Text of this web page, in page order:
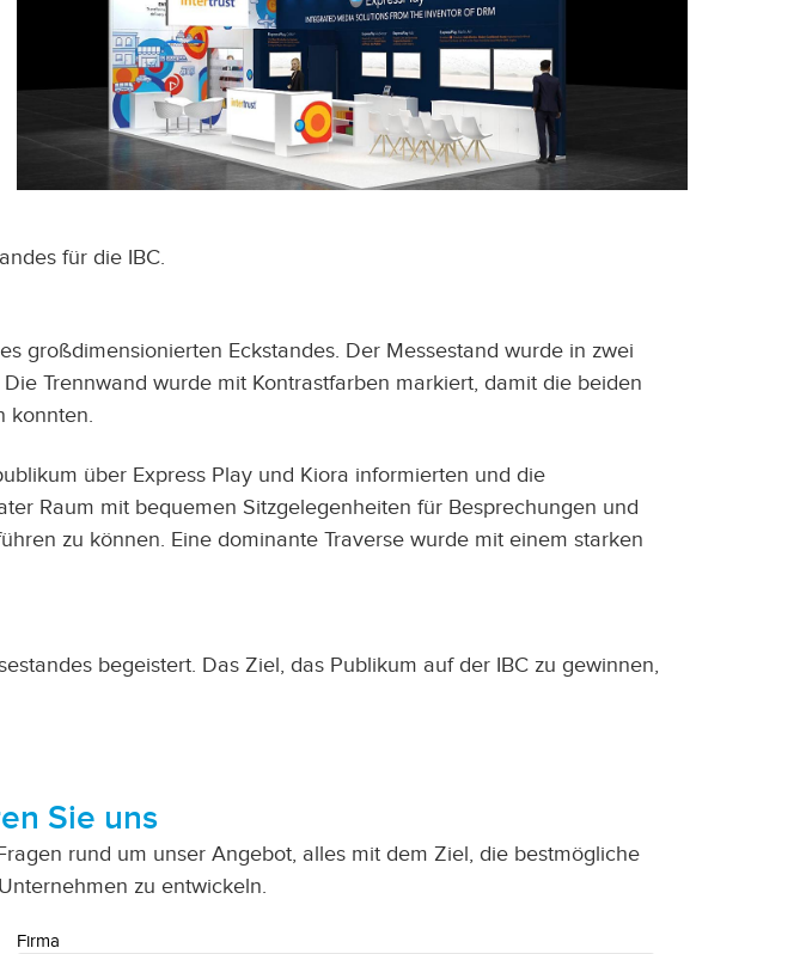
für die IBC.
großdimensionierten Eckstandes. Der Messestand wurde in zwei
Trennwand wurde mit Kontrastfarben markiert, damit die beiden
konnten.
über Express Play und Kiora informierten und die
Raum mit bequemen Sitzgelegenheiten für Besprechungen und
zu können. Eine dominante Traverse wurde mit einem starken
begeistert. Das Ziel, das Publikum auf der IBC zu gewinnen,
Sie uns
rund um unser Angebot, alles mit dem Ziel, die bestmögliche
zu entwickeln.
Firma